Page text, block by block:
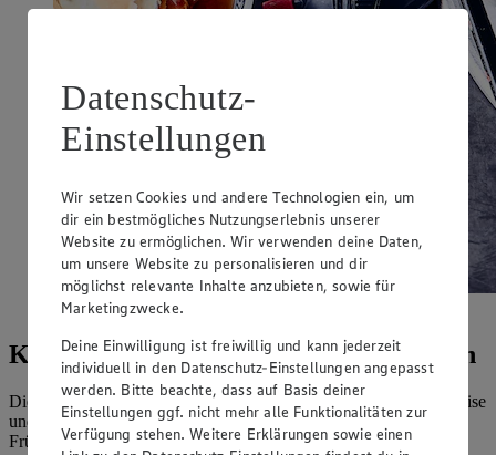
Wir lieben Frühlingsrollen – mit und ohne Fleisch.
Kleiner Snack, große Bedeutung in Asien
Die Frühlingsrolle ist in Asien Streetfoodeine traditionelle Vorspeise
und damit essenzieller Teil eines klassischen Festmahls. So haben
Frühlingsrollen-Rezepte seit jeher eine zentrale Bedeutung beim
Datenschutz-
Einstellungen
Wir setzen Cookies und andere Technologien ein, um
dir ein bestmögliches Nutzungserlebnis unserer
Website zu ermöglichen. Wir verwenden deine Daten,
um unsere Website zu personalisieren und dir
möglichst relevante Inhalte anzubieten, sowie für
Marketingzwecke.
Deine Einwilligung ist freiwillig und kann jederzeit
individuell in den Datenschutz-Einstellungen angepasst
werden. Bitte beachte, dass auf Basis deiner
Einstellungen ggf. nicht mehr alle Funktionalitäten zur
Verfügung stehen. Weitere Erklärungen sowie einen